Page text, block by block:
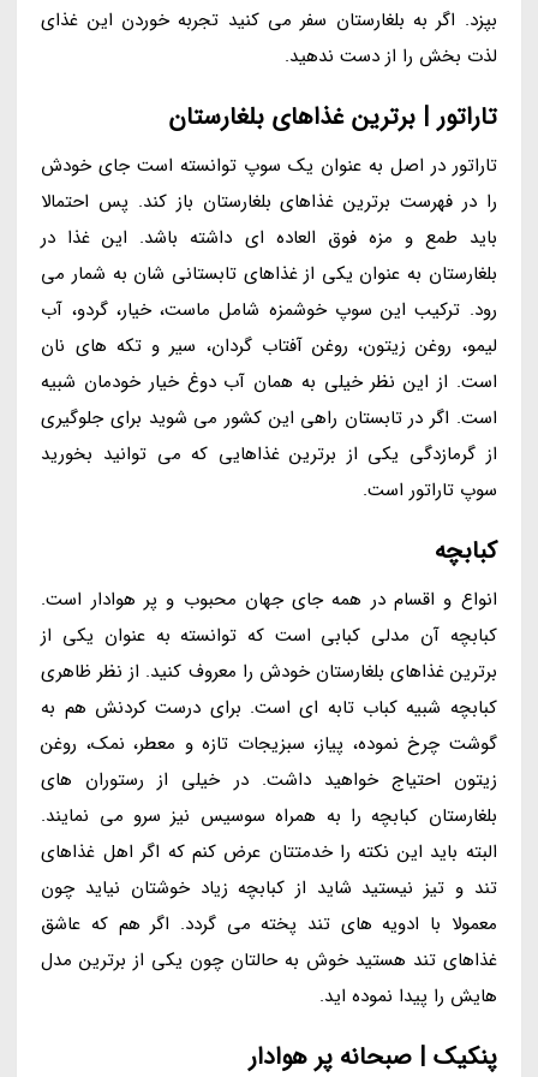
بپزد. اگر به بلغارستان سفر می کنید تجربه خوردن این غذای
لذت بخش را از دست ندهید.
تاراتور | برترین غذاهای بلغارستان
تاراتور در اصل به عنوان یک سوپ توانسته است جای خودش
را در فهرست برترین غذاهای بلغارستان باز کند. پس احتمالا
باید طمع و مزه فوق العاده ای داشته باشد. این غذا در
بلغارستان به عنوان یکی از غذاهای تابستانی شان به شمار می
رود. ترکیب این سوپ خوشمزه شامل ماست، خیار، گردو، آب
لیمو، روغن زیتون، روغن آفتاب گردان، سیر و تکه های نان
است. از این نظر خیلی به همان آب دوغ خیار خودمان شبیه
است. اگر در تابستان راهی این کشور می شوید برای جلوگیری
از گرمازدگی یکی از برترین غذاهایی که می توانید بخورید
سوپ تاراتور است.
کبابچه
انواع و اقسام در همه جای جهان محبوب و پر هوادار است.
کبابچه آن مدلی کبابی است که توانسته به عنوان یکی از
برترین غذاهای بلغارستان خودش را معروف کنید. از نظر ظاهری
کبابچه شبیه کباب تابه ای است. برای درست کردنش هم به
گوشت چرخ نموده، پیاز، سبزیجات تازه و معطر، نمک، روغن
زیتون احتیاج خواهید داشت. در خیلی از رستوران های
بلغارستان کبابچه را به همراه سوسیس نیز سرو می نمایند.
البته باید این نکته را خدمتتان عرض کنم که اگر اهل غذاهای
تند و تیز نیستید شاید از کبابچه زیاد خوشتان نیاید چون
معمولا با ادویه های تند پخته می گردد. اگر هم که عاشق
غذاهای تند هستید خوش به حالتان چون یکی از برترین مدل
هایش را پیدا نموده اید.
پنکیک | صبحانه پر هوادار